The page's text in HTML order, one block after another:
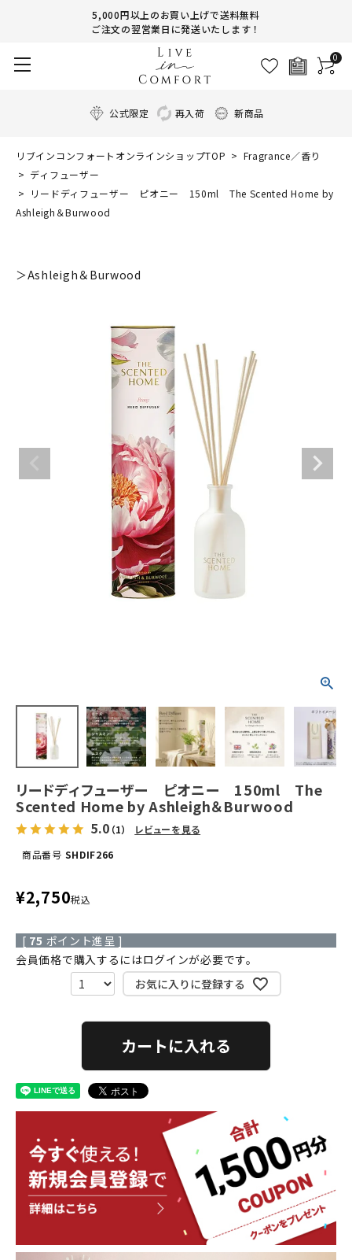
5,000円以上のお買い上げで送料無料
ご注文の翌営業日に発送いたします！
0
公式限定 再入荷 新商品
リブインコンフォートオンラインショップTOP
Fragrance／香り
ディフューザー
リードディフューザー ピオニー 150ml The Scented Home by
Ashleigh＆Burwood
＞Ashleigh＆Burwood
リードディフューザー ピオニー 150ml The
Scented Home by Ashleigh＆Burwood
5.0 （1）
レビューを見る
商品番号 SHDIF266
¥2,750税込
[ 75 ポイント進呈 ]
会員価格で購入するにはログインが必要です。
お気に入りに登録する
カートに入れる